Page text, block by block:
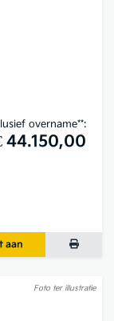
overname**:
44.150,00
aan
Foto ter illustratie